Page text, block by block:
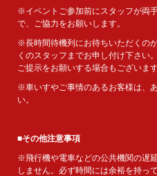
※イベントご参加前にスタッフが両
で、ご協力をお願いします。
※長時間待機列にお待ちいただくの
くのスタッフまでお申し付け下さい
ご提示をお願いする場合もございま
※車いすやご事情のあるお客様は、
い。
■その他注意事項
※飛行機や電車などの公共機関の遅
しません。必ず時間には余裕を持っ